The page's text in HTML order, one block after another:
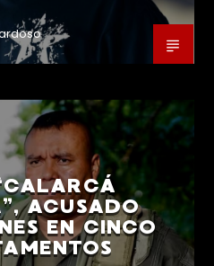
ACUSADO
EN CINCO